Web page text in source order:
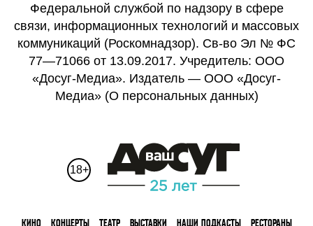
Федеральной службой по надзору в сфере
связи, информационных технологий и массовых
коммуникаций (Роскомнадзор). Св-во Эл № ФС
77—71066 от 13.09.2017. Учредитель: ООО
«Досуг-Медиа». Издатель — ООО «Досуг-
Медиа» (О персональных данных)
18+
КИНО КОНЦЕРТЫ ТЕАТР ВЫСТАВКИ НАШИ ПОДКАСТЫ РЕСТОРАНЫ